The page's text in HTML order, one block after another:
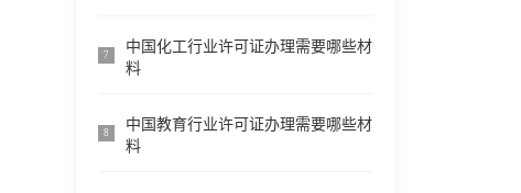
7
中国化工行业许可证办理需要哪些材
料
8
中国教育行业许可证办理需要哪些材
料